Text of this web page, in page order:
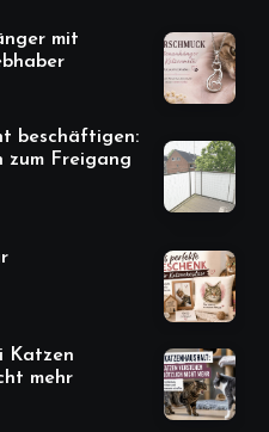
mit
beschäftigen:
zum Freigang
Katzen
mehr